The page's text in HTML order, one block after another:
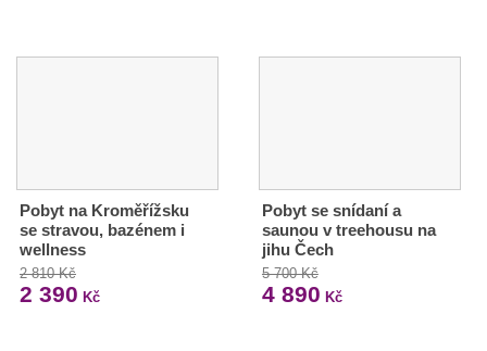
Pobyt na Kroměřížsku
se stravou, bazénem i
wellness
2 810 Kč
2 390 Kč
Pobyt se snídaní a
saunou v treehousu na
jihu Čech
5 700 Kč
4 890 Kč